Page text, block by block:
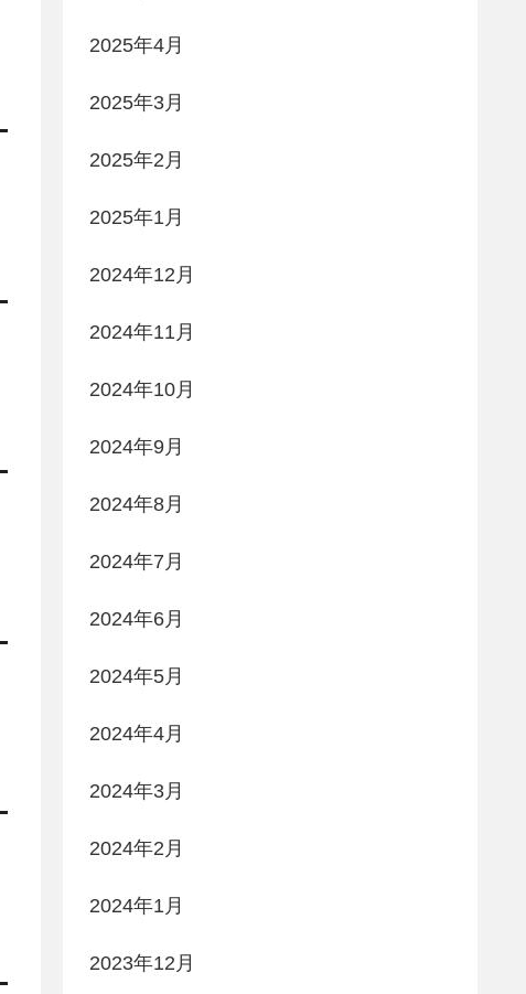
2025年4月
2025年3月
2025年2月
2025年1月
2024年12月
2024年11月
2024年10月
2024年9月
2024年8月
2024年7月
2024年6月
2024年5月
2024年4月
2024年3月
2024年2月
2024年1月
2023年12月